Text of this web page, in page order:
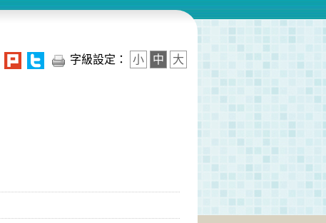
+ +
字級設定：
小 中 大